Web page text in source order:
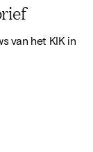
van het KIK in